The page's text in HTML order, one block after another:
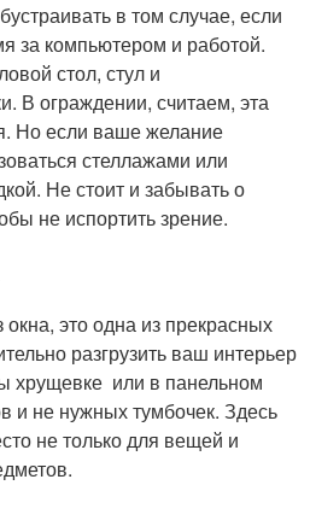
в том случае, если
за компьютером и работой.
стол, стул и
В ограждении, считаем, эта
Но если ваше желание
стеллажами или
Не стоит и забывать о
не испортить зрение.
это одна из прекрасных
разгрузить ваш интерьер
хрущевке или в панельном
и не нужных тумбочек. Здесь
не только для вещей и